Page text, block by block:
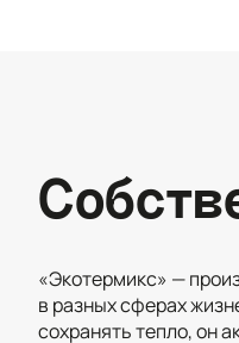
«Экотермикс» —
в разных сферах
сохранять тепло, он